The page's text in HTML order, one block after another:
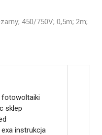
450/750V; 0,5m; 2m;
fotowoltaiki
sklep
instrukcja